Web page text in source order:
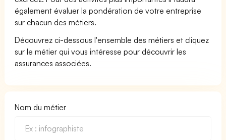
également évaluer la pondération de votre entreprise
sur chacun des métiers.
Découvrez ci-dessous l'ensemble des métiers et cliquez
sur le métier qui vous intéresse pour découvrir les
assurances associées.
Nom du métier